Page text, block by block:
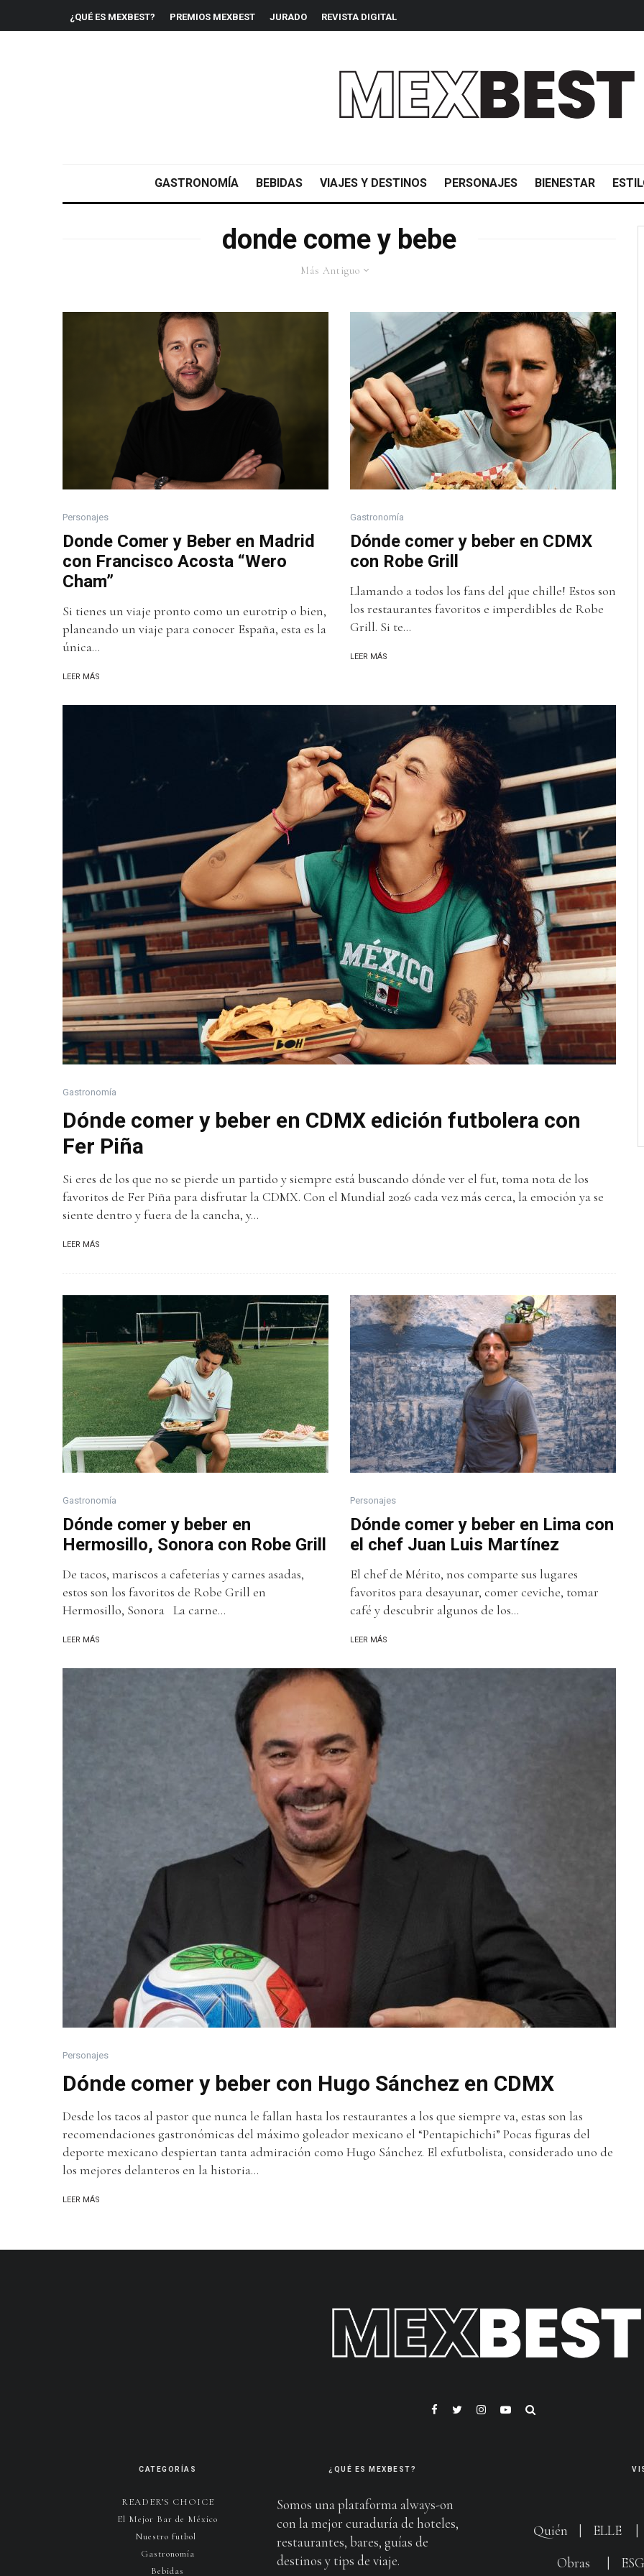
¿QUÉ ES MEXBEST? PREMIOS MEXBEST JURADO REVISTA DIGITAL
GASTRONOMÍA BEBIDAS VIAJES Y DESTINOS PERSONAJES BIENESTAR
donde come y bebe
Más Antiguo
Personajes
Donde Comer y Beber en Madrid
con Francisco Acosta “Wero
Cham”
Si tienes un viaje pronto como un eurotrip o bien,
planeando un viaje para conocer España, esta es la
única...
LEER MÁS
Gastronomía
Dónde comer y beber en CDMX
con Robe Grill
Llamando a todos los fans del ¡que chille! Estos son
los restaurantes favoritos e imperdibles de Robe
Grill. Si te...
LEER MÁS
Gastronomía
Dónde comer y beber en CDMX edición futbolera con
Fer Piña
Si eres de los que no se pierde un partido y siempre está buscando dónde ver el fut, toma nota de los
favoritos de Fer Piña para disfrutar la CDMX. Con el Mundial 2026 cada vez más cerca, la emoción ya se
siente dentro y fuera de la cancha, y...
LEER MÁS
Gastronomía
Dónde comer y beber en
Hermosillo, Sonora con Robe Grill
De tacos, mariscos a cafeterías y carnes asadas,
estos son los favoritos de Robe Grill en
Hermosillo, Sonora La carne...
LEER MÁS
Personajes
Dónde comer y beber en Lima con
el chef Juan Luis Martínez
El chef de Mérito, nos comparte sus lugares
favoritos para desayunar, comer ceviche, tomar
café y descubrir algunos de los...
LEER MÁS
Personajes
Dónde comer y beber con Hugo Sánchez en CDMX
Desde los tacos al pastor que nunca le fallan hasta los restaurantes a los que siempre va, estas son las
recomendaciones gastronómicas del máximo goleador mexicano el “Pentapichichi” Pocas figuras del
deporte mexicano despiertan tanta admiración como Hugo Sánchez. El exfutbolista, considerado uno de
los mejores delanteros en la historia...
LEER MÁS
CATEGORÍAS
READER’S CHOICE
El Mejor Bar de México
Nuestro futbol
Gastronomía
Bebidas
¿QUÉ ES MEXBEST?
Somos una plataforma always-on
con la mejor curaduría de hoteles,
restaurantes, bares, guías de
destinos y tips de viaje.
Quién ELLE
Obras
ESG